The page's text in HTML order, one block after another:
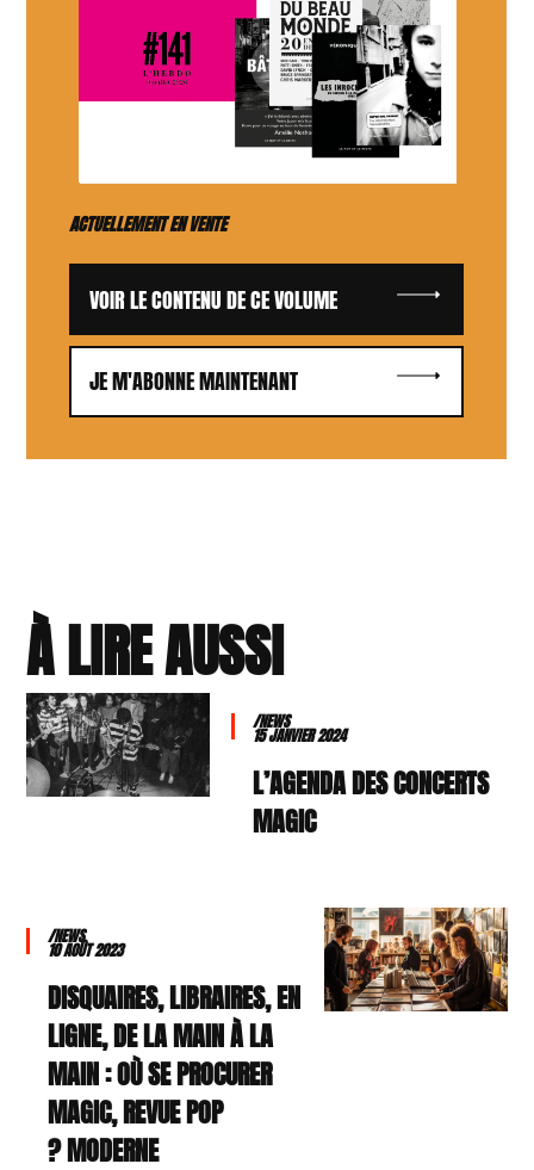
ACTUELLEMENT EN VENTE
VOIR LE CONTENU DE CE VOLUME
JE M'ABONNE MAINTENANT
À LIRE AUSSI
/NEWS
15 JANVIER 2024
L’AGENDA DES CONCERTS
MAGIC
/NEWS
10 AOÛT 2023
DISQUAIRES, LIBRAIRES, EN
LIGNE, DE LA MAIN À LA
MAIN : OÙ SE PROCURER
MAGIC, REVUE POP
MODERNE ?